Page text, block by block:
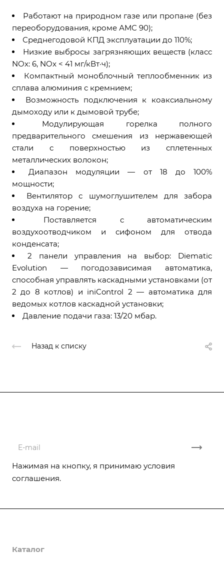
Работают на природном газе или пропане (без
переоборудования, кроме АMC 90);
Среднегодовой КПД эксплуатации до 110%;
Низкие выбросы загрязняющих веществ (класс
NOx: 6, NOx < 41 мг/кВт·ч);
Компактный моноблочный теплообменник из
сплава алюминия с кремнием;
Возможность подключения к коаксиальному
дымоходу или к дымовой трубе;
Модулирующая горелка полного
предварительного смешения из нержавеющей
стали с поверхностью из сплетенных
металлических волокон;
Диапазон модуляции — от 18 до 100%
мощности;
Вентилятор с шумоглушителем для забора
воздуха на горение;
Поставляется с автоматическим
воздухоотводчиком и сифоном для отвода
конденсата;
2 панели управления на выбор: Diematic
Evolution — погодозависимая автоматика,
способная управлять каскадными установками (от
2 до 8 котлов) и iniControl 2 — автоматика для
ведомых котлов каскадной установки;
Давление подачи газа: 13/20 мбар.
Назад к списку
Нажимая на кнопку, я принимаю условия
соглашения.
Реализованные проекты
Каталог